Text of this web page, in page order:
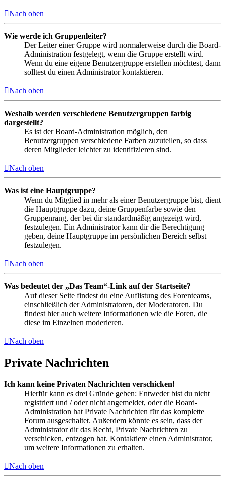
Nach oben
Wie werde ich Gruppenleiter?
Der Leiter einer Gruppe wird normalerweise durch die Board-
Administration festgelegt, wenn die Gruppe erstellt wird.
Wenn du eine eigene Benutzergruppe erstellen möchtest, dann
solltest du einen Administrator kontaktieren.
Nach oben
Weshalb werden verschiedene Benutzergruppen farbig
dargestellt?
Es ist der Board-Administration möglich, den
Benutzergruppen verschiedene Farben zuzuteilen, so dass
deren Mitglieder leichter zu identifizieren sind.
Nach oben
Was ist eine Hauptgruppe?
Wenn du Mitglied in mehr als einer Benutzergruppe bist, dient
die Hauptgruppe dazu, deine Gruppenfarbe sowie den
Gruppenrang, der bei dir standardmäßig angezeigt wird,
festzulegen. Ein Administrator kann dir die Berechtigung
geben, deine Hauptgruppe im persönlichen Bereich selbst
festzulegen.
Nach oben
Was bedeutet der „Das Team“-Link auf der Startseite?
Auf dieser Seite findest du eine Auflistung des Forenteams,
einschließlich der Administratoren, der Moderatoren. Du
findest hier auch weitere Informationen wie die Foren, die
diese im Einzelnen moderieren.
Nach oben
Private Nachrichten
Ich kann keine Privaten Nachrichten verschicken!
Hierfür kann es drei Gründe geben: Entweder bist du nicht
registriert und / oder nicht angemeldet, oder die Board-
Administration hat Private Nachrichten für das komplette
Forum ausgeschaltet. Außerdem könnte es sein, dass der
Administrator dir das Recht, Private Nachrichten zu
verschicken, entzogen hat. Kontaktiere einen Administrator,
um weitere Informationen zu erhalten.
Nach oben